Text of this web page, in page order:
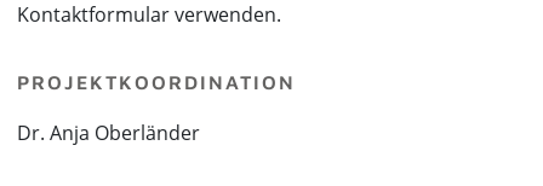
Kontaktformular verwenden.
PROJEKTKOORDINATION
Dr. Anja Oberländer